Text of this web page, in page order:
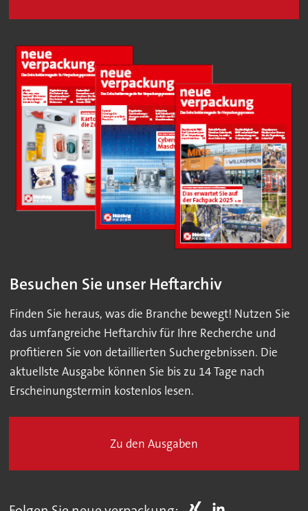
Besuchen Sie unser Heftarchiv
Finden Sie heraus, was die Branche bewegt! Nutzen Sie
das umfangreiche Heftarchiv für Ihre Recherche und
profitieren Sie von detaillierten Suchergebnissen. Die
aktuellste Ausgabe können Sie bis zu 14 Tage nach
Erscheinungstermin kostenlos lesen.
Zu den Ausgaben